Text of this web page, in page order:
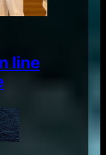
line